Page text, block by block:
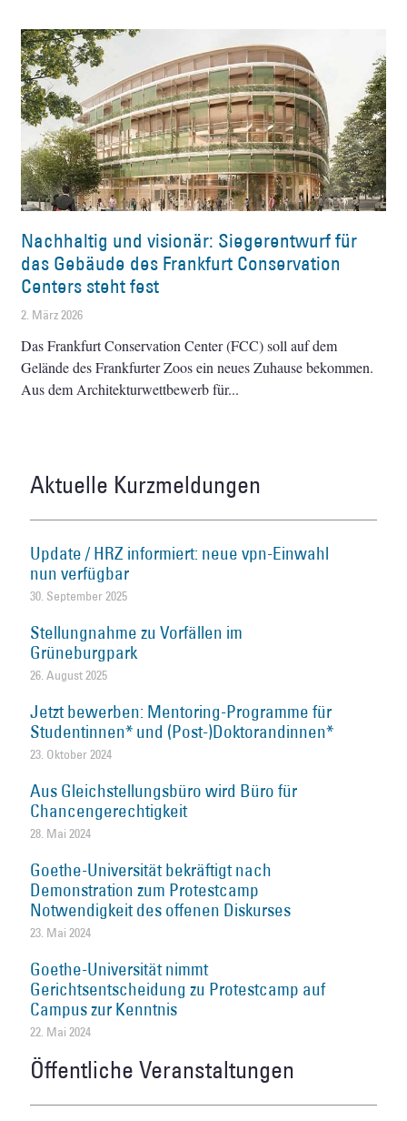
Nachhaltig und visionär: Siegerentwurf für
das Gebäude des Frankfurt Conservation
Centers steht fest
2. März 2026
Das Frankfurt Conservation Center (FCC) soll auf dem
Gelände des Frankfurter Zoos ein neues Zuhause bekommen.
Aus dem Architekturwettbewerb für
Aktuelle Kurzmeldungen
Update / HRZ informiert: neue vpn-Einwahl
nun verfügbar
30. September 2025
Stellungnahme zu Vorfällen im
Grüneburgpark
26. August 2025
Jetzt bewerben: Mentoring-Programme für
Studentinnen* und (Post-)Doktorandinnen*
23. Oktober 2024
Aus Gleichstellungsbüro wird Büro für
Chancengerechtigkeit
28. Mai 2024
Goethe-Universität bekräftigt nach
Demonstration zum Protestcamp
Notwendigkeit des offenen Diskurses
23. Mai 2024
Goethe-Universität nimmt
Gerichtsentscheidung zu Protestcamp auf
Campus zur Kenntnis
22. Mai 2024
Öffentliche Veranstaltungen